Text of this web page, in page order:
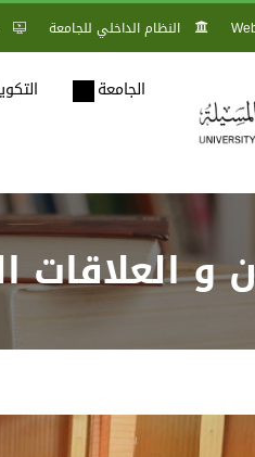
النظام الداخلي للجامعة
الجامعة
و العلاقات